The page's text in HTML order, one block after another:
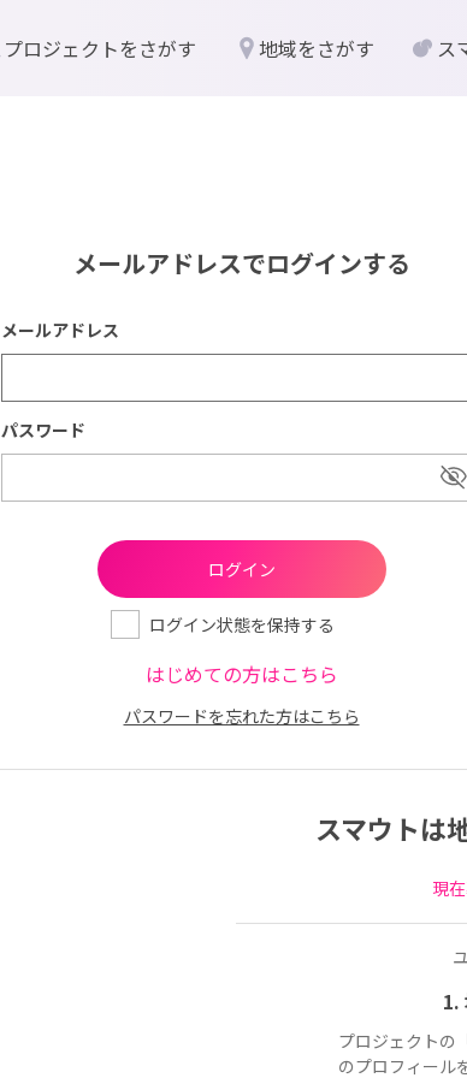
メールアドレスでログインする
メールアドレス
パスワード
ログイン状態を保持する
はじめての方はこちら
パスワードを忘れた方はこちら
スマウトは
現
1.
プロジェクトの
のプロフィール
プロジェクトをさがす 地域をさがす ス